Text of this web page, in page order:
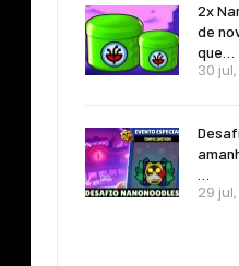
2x
de
que…
30
29